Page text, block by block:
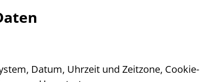
Datum, Uhrzeit und Zeitzone, Cookie-